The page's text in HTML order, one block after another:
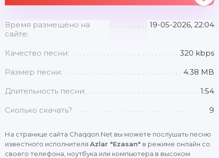
Время размещено на
сайте:
19-05-2026, 22:04
Качество песни: 320 kbps
Размер песни: 4.38 MB
Длительность песни: 1:54
Сколько скачать? 9
На странице сайта Chaqqon.Net вы можете послушать песню
известного исполнителя Azlar "Ezasan" в режиме онлайн со
своего телефона, ноутбука или компьютера в высоком